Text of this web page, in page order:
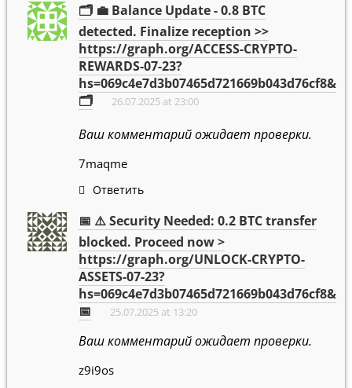
🗂 💼 Balance Update - 0.8 BTC
detected. Finalize reception >>
https://graph.org/ACCESS-CRYPTO-
REWARDS-07-23?
hs=069c4e7d3b07465d721669b043d76cf8&
🗂
26.07.2025 at 23:00
Ваш комментарий ожидает проверки.
7maqme
Ответить
📅 ⚠️ Security Needed: 0.2 BTC transfer
blocked. Proceed now >
https://graph.org/UNLOCK-CRYPTO-
ASSETS-07-23?
hs=069c4e7d3b07465d721669b043d76cf8&
📅
25.07.2025 at 13:20
Ваш комментарий ожидает проверки.
z9i9os